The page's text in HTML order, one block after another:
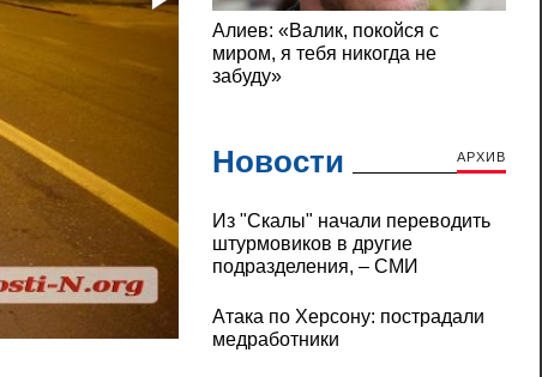
В Николаеве полицейский спецназ
Новости АРХИВ
Из "Скалы" начали переводить
штурмовиков в другие
подразделения, – СМИ
Атака по Херсону: пострадали
медработники